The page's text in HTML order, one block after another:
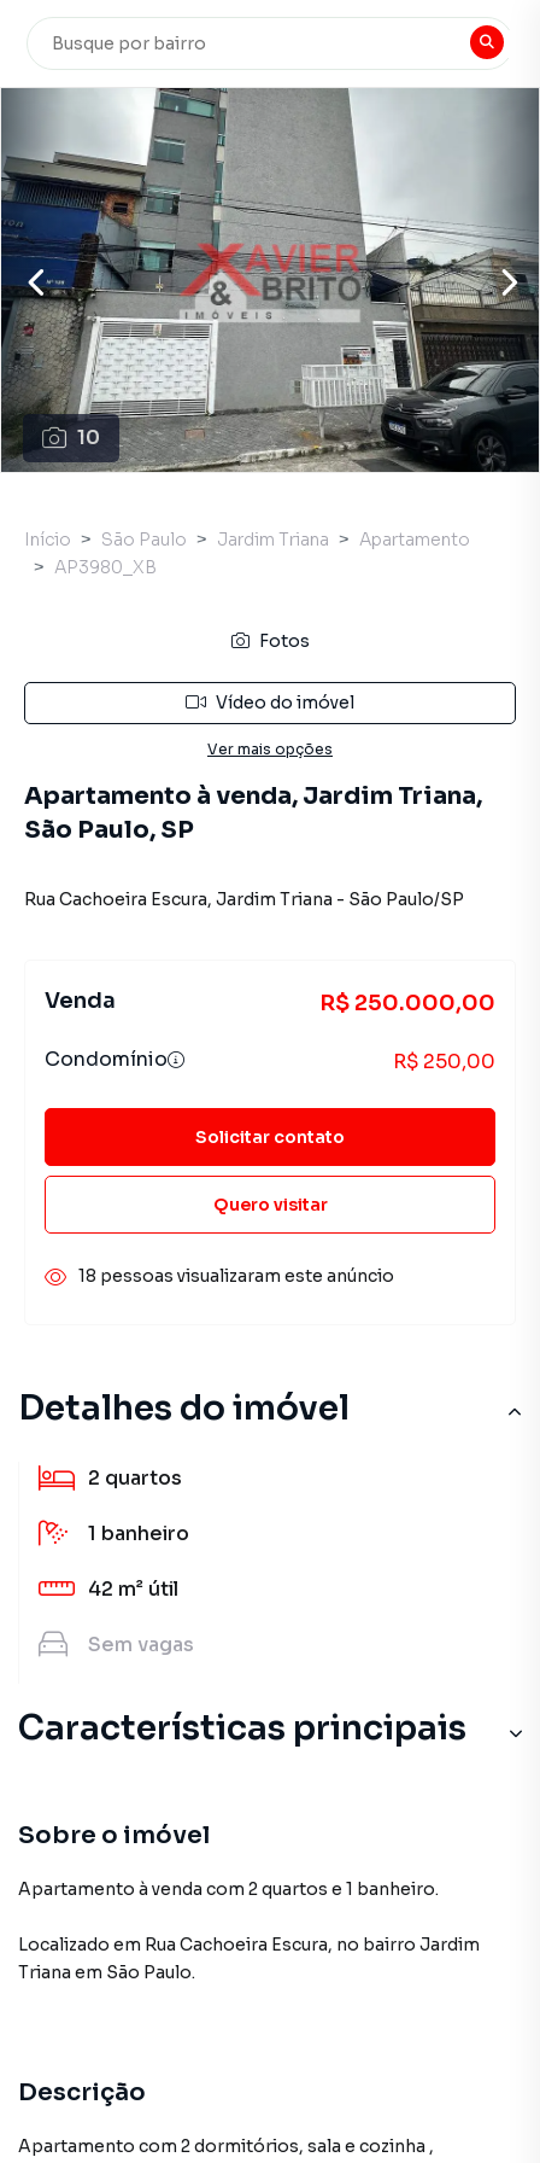
10
Detalhes do imóvel
2 quartos
1 banheiro
42 m² útil
Sem vagas
Características principais
Sobre o imóvel
Apartamento à venda com 2 quartos e 1 banheiro.
Localizado em Rua Cachoeira Escura, no bairro Jardim
Triana em São Paulo.
Descrição
Apartamento com 2 dormitórios, sala e cozinha ,
Início São Paulo Jardim Triana
Apartamento
AP3980_XB
Fotos
Vídeo do imóvel
Ver mais opções
Apartamento à venda, Jardim Triana,
São Paulo, SP
Rua Cachoeira Escura, Jardim Triana - São Paulo/SP
Venda R$ 250.000,00
Condomínio R$ 250,00
Solicitar contato
Quero visitar
18 pessoas visualizaram este anúncio